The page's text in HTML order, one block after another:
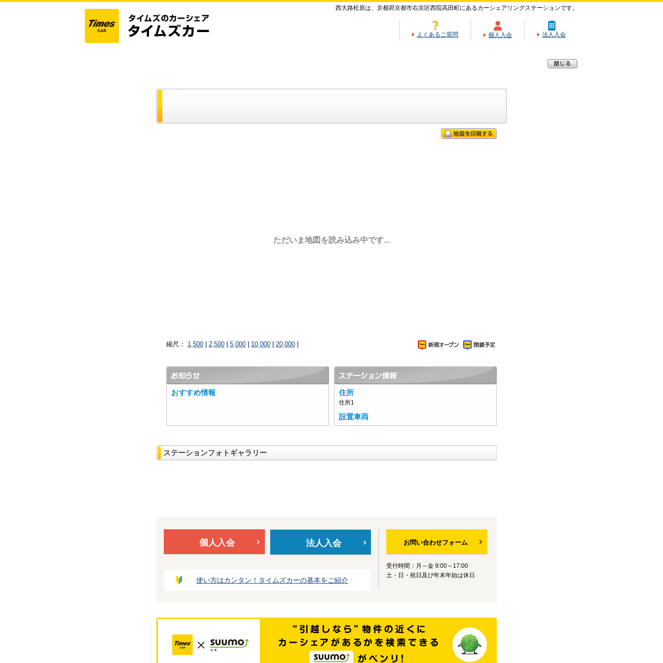
西大路松原は、京都府京都市右京区西院高田町にあるカーシェアリングステーションです。
よくあるご質問 個人入会 法人入会
ただいま地図を読み込み中です...
縮尺： 1,500 2,500 5,000 10,000 20,000
おすすめ情報 住所
住所1
設置車両
ステーションフォトギャラリー
個人入会 法人入会
使い方はカンタン！タイムズカーの基本をご紹介
お問い合わせフォーム
受付時間：月～金 9:00～17:00
土・日・祝日及び年末年始は休日